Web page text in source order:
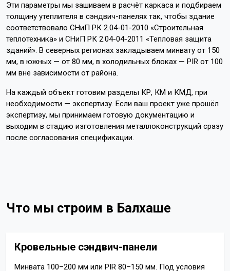
Эти параметры мы зашиваем в расчёт каркаса и подбираем
толщину утеплителя в сэндвич-панелях так, чтобы здание
соответствовало СНиП РК 2.04-01-2010 «Строительная
теплотехника» и СНиП РК 2.04-04-2011 «Тепловая защита
зданий». В северных регионах закладываем минвату от 150
мм, в южных — от 80 мм, в холодильных блоках — PIR от 100
мм вне зависимости от района.
На каждый объект готовим разделы КР, КМ и КМД, при
необходимости — экспертизу. Если ваш проект уже прошёл
экспертизу, мы принимаем готовую документацию и
выходим в стадию изготовления металлоконструкций сразу
после согласования спецификации.
Что мы строим в Балхаше
Кровельные сэндвич-панели
Минвата 100–200 мм или PIR 80–150 мм. Под условия